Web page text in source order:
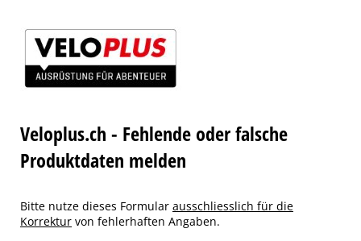
Veloplus.ch - Fehlende oder falsche
Produktdaten melden
Bitte nutze dieses Formular ausschliesslich für die
Korrektur von fehlerhaften Angaben.